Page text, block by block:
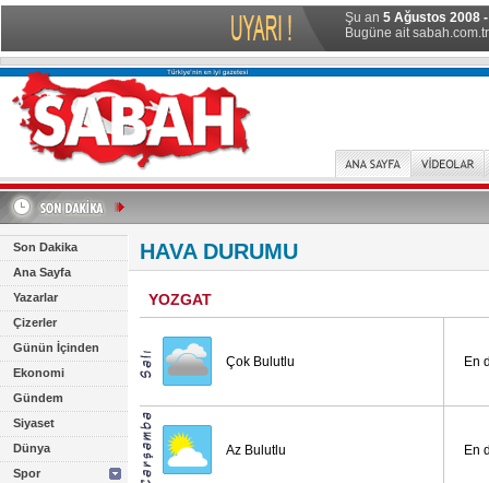
Şu an 5 Ağustos 2008 -
Bugüne ait
Son Dakika
Ana Sayfa
Yazarlar
Çizerler
Günün İçinden
Ekonomi
Gündem
Siyaset
Dünya
Spor
HAVA DURUMU
YOZGAT
Çok Bulutlu En
Az Bulutlu En